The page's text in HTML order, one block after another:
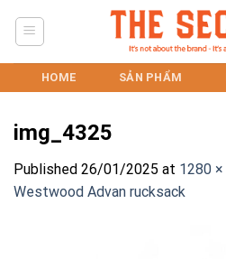
HOME SẢN PHẨM
img_4325
Published 26/01/2025 at 1280
Westwood Advan rucksack